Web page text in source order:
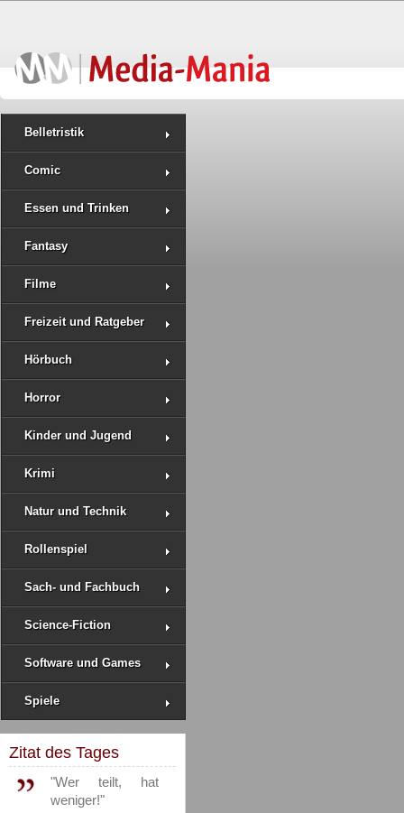
Belletristik
Comic
Essen und Trinken
Fantasy
Filme
Freizeit und Ratgeber
Hörbuch
Horror
Kinder und Jugend
Krimi
Natur und Technik
Rollenspiel
Sach- und Fachbuch
Science-Fiction
Software und Games
Spiele
Zitat des Tages
"Wer teilt, hat
weniger!"